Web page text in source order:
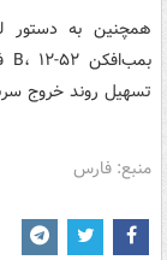
همچنین به دستور
تسهیل روند خروج
منبع: فارس